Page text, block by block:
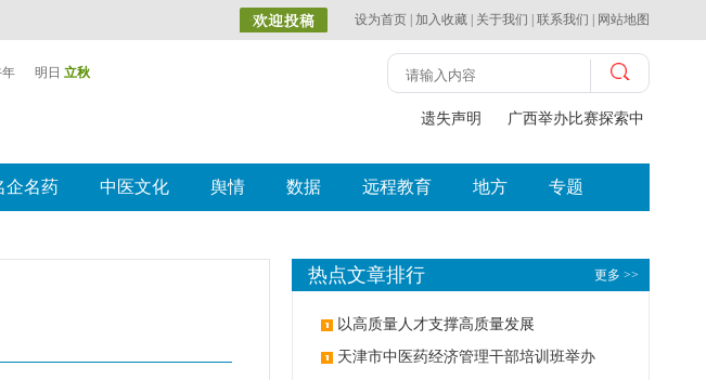
设为首页 加入收藏 关于我们 联系我们 网站地图
年 明日 立秋
遗失声明 广西举办比赛探索中（壮瑶
企名药 中医文化 舆情 数据 远程教育 地方 专题
更多 >>
热点文章排行
以高质量人才支撑高质量发展
天津市中医药经济管理干部培训班举办